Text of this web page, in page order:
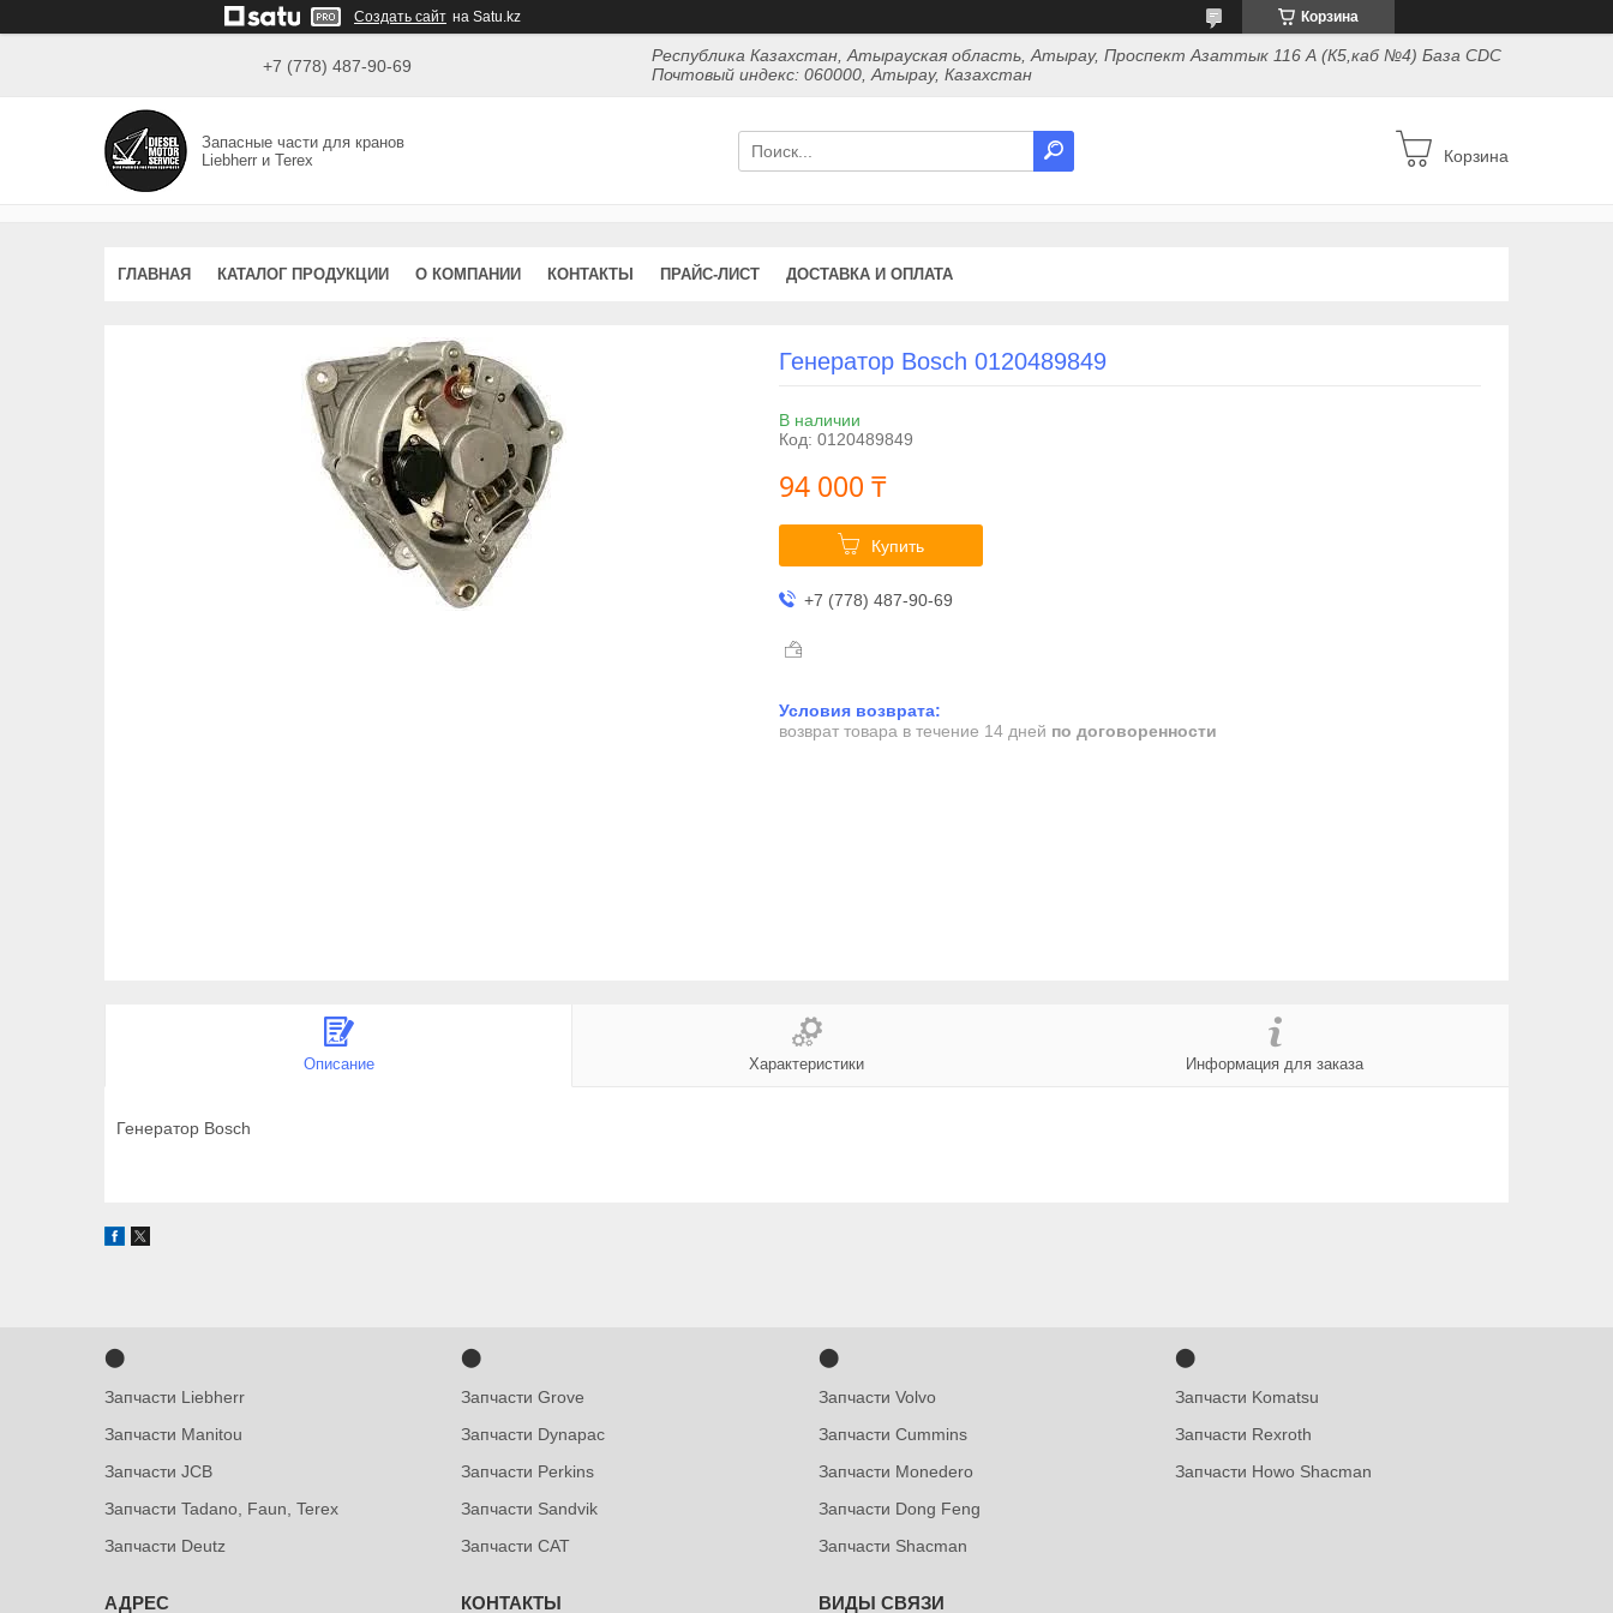
Создать сайт на Satu.kz Корзина
+7 (778) 487-90-69
Республика Казахстан, Атырауская область, Атырау, Проспект Азаттык 116 А (К5,каб №4) База CDC
Почтовый индекс: 060000, Атырау, Казахстан
Запасные части для кранов
Liebherr и Terex
Корзина
ГЛАВНАЯ КАТАЛОГ ПРОДУКЦИИ О КОМПАНИИ КОНТАКТЫ ПРАЙС-ЛИСТ ДОСТАВКА И ОПЛАТА
Генератор Bosch 0120489849
В наличии
Код: 0120489849
94 000 ₸
Купить
+7 (778) 487-90-69
возврат товара в течение 14 дней по договоренности
Описание Характеристики Информация для заказа
Генератор Bosch
⬤
Запчасти Liebherr
Запчасти Manitou
Запчасти JCB
Запчасти Tadano, Faun, Terex
Запчасти Deutz
⬤
Запчасти Grove
Запчасти Dynapac
Запчасти Perkins
Запчасти Sandvik
Запчасти CAT
⬤
Запчасти Volvo
Запчасти Cummins
Запчасти Monedero
Запчасти Dong Feng
Запчасти Shacman
⬤
Запчасти Komatsu
Запчасти Rexroth
Запчасти Howo Shacman